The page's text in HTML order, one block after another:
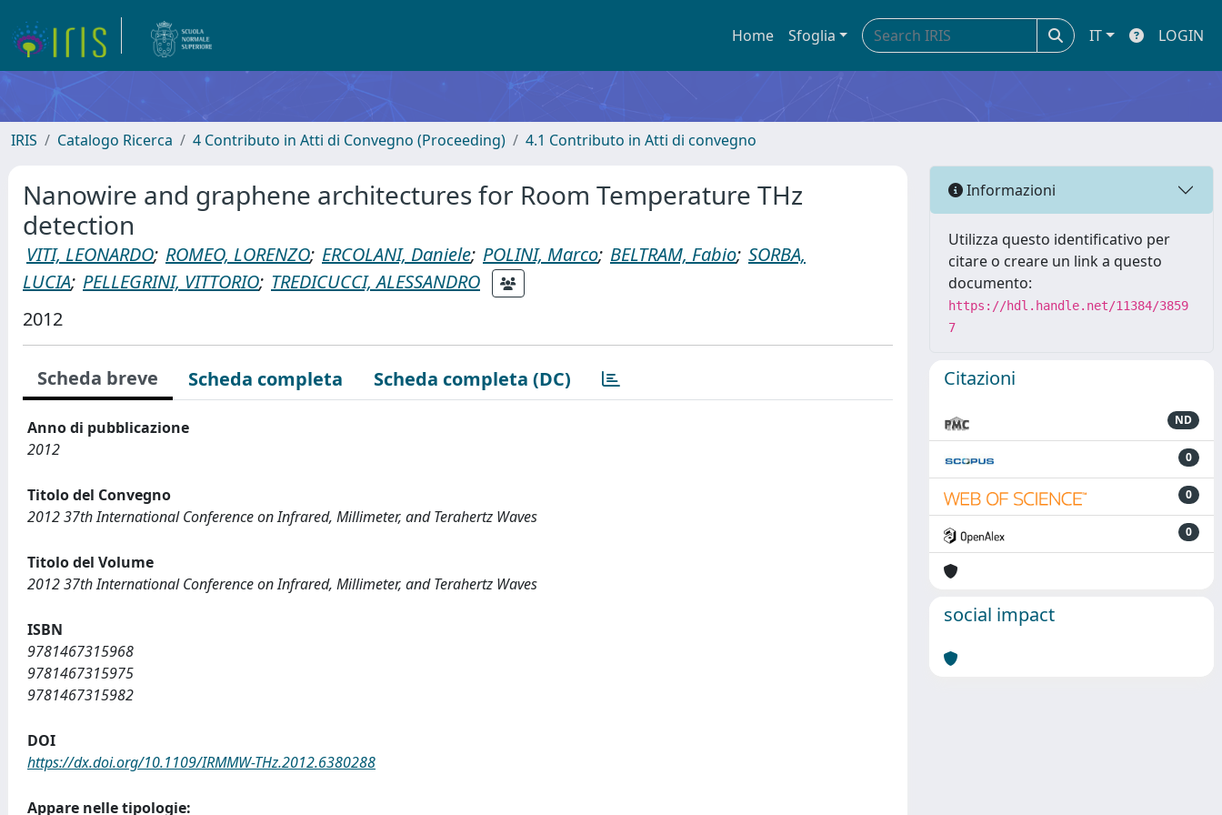
Home Sfoglia IT LOGIN
IRIS Catalogo Ricerca 4 Contributo in Atti di Convegno (Proceeding) 4.1 Contributo in Atti di convegno
Nanowire and graphene architectures for Room Temperature THz
detection
VITI, LEONARDO; ROMEO, LORENZO; ERCOLANI, Daniele; POLINI, Marco; BELTRAM, Fabio; SORBA,
LUCIA; PELLEGRINI, VITTORIO; TREDICUCCI, ALESSANDRO
2012
Scheda breve Scheda completa Scheda completa (DC)
Anno di pubblicazione
2012
Titolo del Convegno
2012 37th International Conference on Infrared, Millimeter, and Terahertz Waves
Titolo del Volume
2012 37th International Conference on Infrared, Millimeter, and Terahertz Waves
ISBN
9781467315968
9781467315975
9781467315982
DOI
https://dx.doi.org/10.1109/IRMMW-THz.2012.6380288
Appare nelle tipologie:
Informazioni
Utilizza questo identificativo per
citare o creare un link a questo
documento:
https://hdl.handle.net/11384/3859
7
Citazioni
ND
0
0
0
social impact